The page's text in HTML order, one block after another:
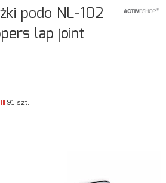
podo NL-102
lap joint
91 szt.